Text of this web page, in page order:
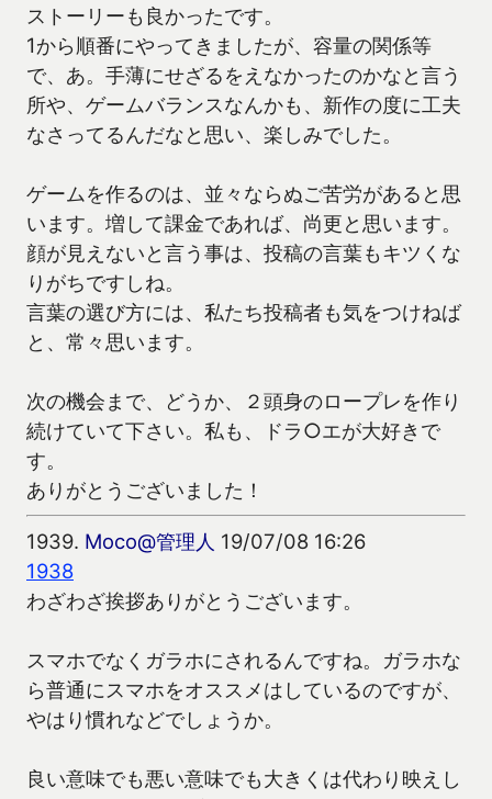
ストーリーも良かったです。
1から順番にやってきましたが、容量の関係等
で、あ。手薄にせざるをえなかったのかなと言う
所や、ゲームバランスなんかも、新作の度に工夫
なさってるんだなと思い、楽しみでした。
ゲームを作るのは、並々ならぬご苦労があると思
います。増して課金であれば、尚更と思います。
顔が見えないと言う事は、投稿の言葉もキツくな
りがちですしね。
言葉の選び方には、私たち投稿者も気をつけねば
と、常々思います。
次の機会まで、どうか、２頭身のロープレを作り
続けていて下さい。私も、ドラ○エが大好きで
す。
ありがとうございました！
1939. Moco@管理人 19/07/08 16:26
1938
わざわざ挨拶ありがとうございます。
スマホでなくガラホにされるんですね。ガラホな
ら普通にスマホをオススメはしているのですが、
やはり慣れなどでしょうか。
良い意味でも悪い意味でも大きくは代わり映えし